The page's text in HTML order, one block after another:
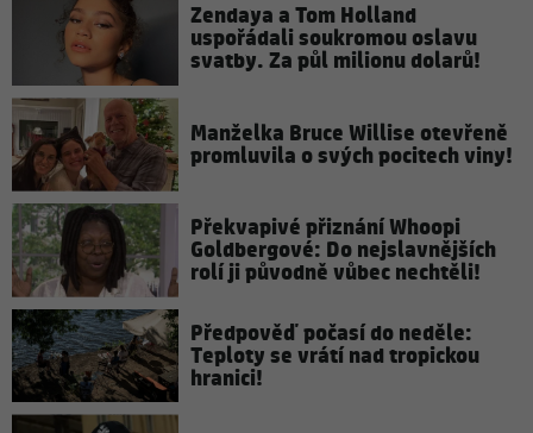
Zendaya a Tom Holland
uspořádali soukromou oslavu
svatby. Za půl milionu dolarů!
Manželka Bruce Willise otevřeně
promluvila o svých pocitech viny!
Překvapivé přiznání Whoopi
Goldbergové: Do nejslavnějších
rolí ji původně vůbec nechtěli!
Předpověď počasí do neděle:
Teploty se vrátí nad tropickou
hranici!